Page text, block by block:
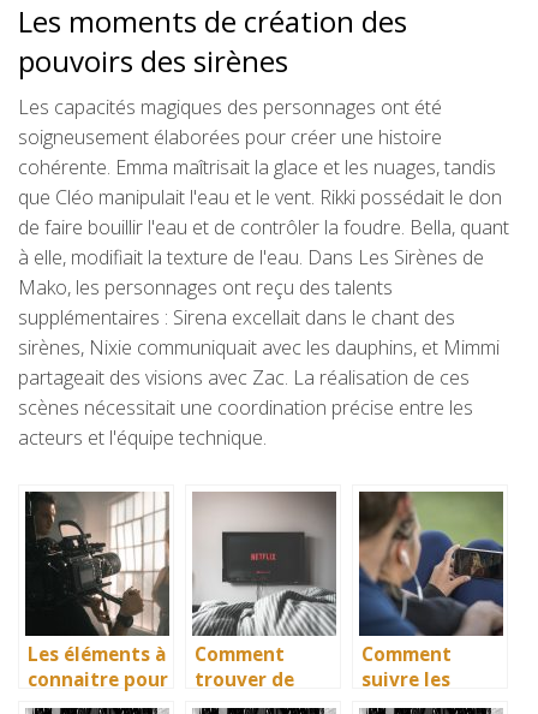
Les moments de création des
pouvoirs des sirènes
Les capacités magiques des personnages ont été
soigneusement élaborées pour créer une histoire
cohérente. Emma maîtrisait la glace et les nuages, tandis
que Cléo manipulait l'eau et le vent. Rikki possédait le don
de faire bouillir l'eau et de contrôler la foudre. Bella, quant
à elle, modifiait la texture de l'eau. Dans Les Sirènes de
Mako, les personnages ont reçu des talents
supplémentaires : Sirena excellait dans le chant des
sirènes, Nixie communiquait avec les dauphins, et Mimmi
partageait des visions avec Zac. La réalisation de ces
scènes nécessitait une coordination précise entre les
acteurs et l'équipe technique.
Les éléments à
connaitre pour
devenir
Comment
trouver de
nouvelles idées
Comment
suivre les
dernieres